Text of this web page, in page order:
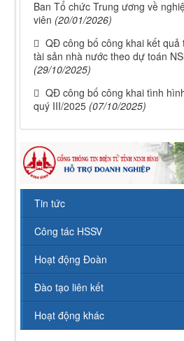
Ban Tổ chức Trung ương về
viên (20/01/2026)
QĐ công bố công khai kết quả
tài sản nhà nước theo dự toán
(29/10/2025)
QĐ công bố công khai tình
quý III/2025 (07/10/2025)
Tin tức
Công tác HSSV
Hoạt động Đoàn
Đào tạo liên kết
Hoạt động khác
112/QĐ-TCĐVHNT&DLNĐ
Quy định quy tắc ứng xử của
đẳng VHNT&DL Nam Định
Lượt xem:150 | lượt tải:96
43/KH-TCĐVHNT&DLNĐ
Kế hoạch chuyển đổi vị trí công
Lượt xem:243 | lượt tải:143
238/2025/NĐ-CP
Quy định về chính sách học
học phí, hỗ trợ chi phí học tập và
lĩnh vực giáo dục, đào tạo
Lượt xem:347 | lượt tải:221
71-NQ/TW
Nghị quyết số 71-NQ/TWcủa Bộ